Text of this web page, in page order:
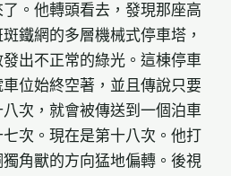
。他轉頭看去，發現那座高
鐵網的多層機械式停車塔，
出不正常的綠光。這棟停車
位始終空著，並且傳說只要
次，就會被傳送到一個泊車
次。現在是第十八次。他打
角獸的方向猛地偏轉。後視